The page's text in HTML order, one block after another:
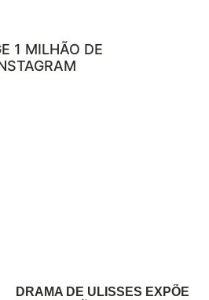
1 MILHÃO DE
DRAMA DE ULISSES EXPÕE